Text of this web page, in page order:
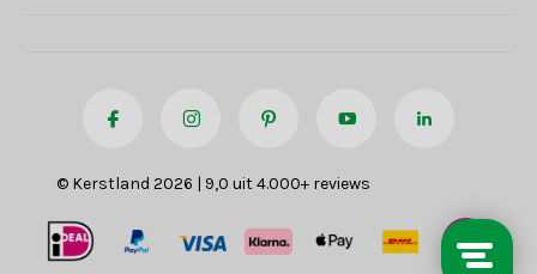
© Kerstland 2026 | 9,0 uit 4.000+ reviews